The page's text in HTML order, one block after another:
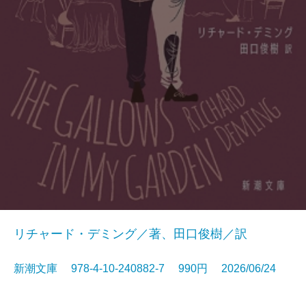
リチャード・デミング／著、田口俊樹／訳
新潮文庫 978-4-10-240882-7 990円 2026/06/24